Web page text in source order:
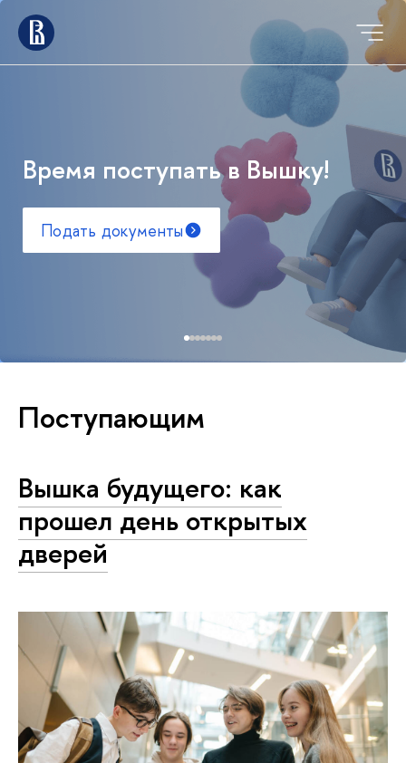
Время поступать в Вышку!
Подать документы
Поступающим
Вышка будущего: как
прошел день открытых
дверей